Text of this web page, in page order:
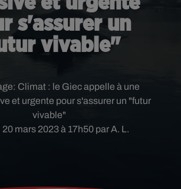
s'assurer un
vivable"
mars 2023 à 17h50 par A. L.
Climat : le Giec appelle à une
et urgente pour s'assurer un "futur
vivable"